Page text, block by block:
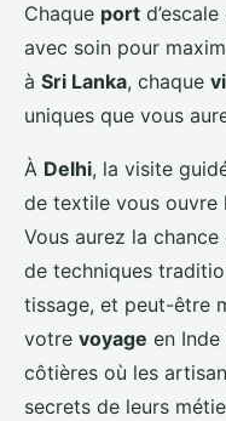
Chaque port
avec soin pour
à Sri Lanka, chaque
uniques que vous
À Delhi, la visite
de textile vous ouvre
Vous aurez la
de techniques
tissage, et peut-être
votre voyage en
côtières où les
secrets de leurs